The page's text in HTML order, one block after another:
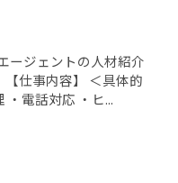
ージェントの人材紹介
仕事内容】 ＜具体的
・電話対応 ・ヒ...